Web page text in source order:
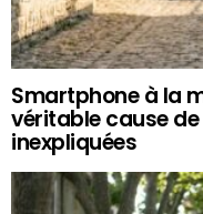
Smartphone à la
véritable cause
inexpliquées